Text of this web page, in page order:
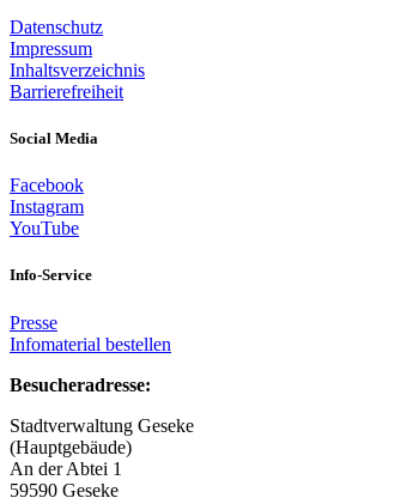
Datenschutz
Impressum
Inhaltsverzeichnis
Barrierefreiheit
Social Media
Facebook
Instagram
YouTube
Info-Service
Presse
Infomaterial bestellen
Besucheradresse:
Stadtverwaltung Geseke
(Hauptgebäude)
An der Abtei 1
59590 Geseke